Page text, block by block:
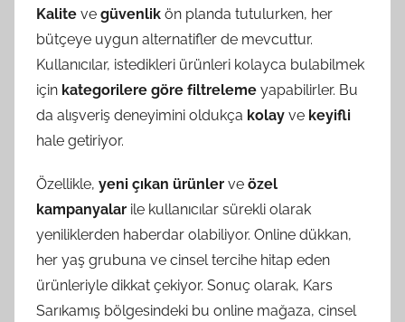
Kalite ve güvenlik ön planda tutulurken, her
bütçeye uygun alternatifler de mevcuttur.
Kullanıcılar, istedikleri ürünleri kolayca bulabilmek
için kategorilere göre filtreleme yapabilirler. Bu
da alışveriş deneyimini oldukça kolay ve keyifli
hale getiriyor.
Özellikle, yeni çıkan ürünler ve özel
kampanyalar ile kullanıcılar sürekli olarak
yeniliklerden haberdar olabiliyor. Online dükkan,
her yaş grubuna ve cinsel tercihe hitap eden
ürünleriyle dikkat çekiyor. Sonuç olarak, Kars
Sarıkamış bölgesindeki bu online mağaza, cinsel